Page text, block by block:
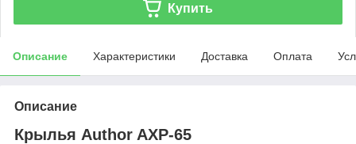
Купить
Описание Характеристики Доставка Оплата
Описание
Крылья Author AXP-65